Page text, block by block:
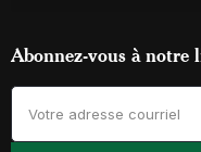
Abonnez-vous à notre